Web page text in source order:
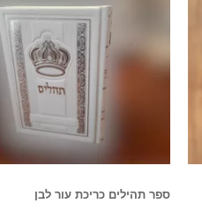
ספר תהילים כריכת עור לבן